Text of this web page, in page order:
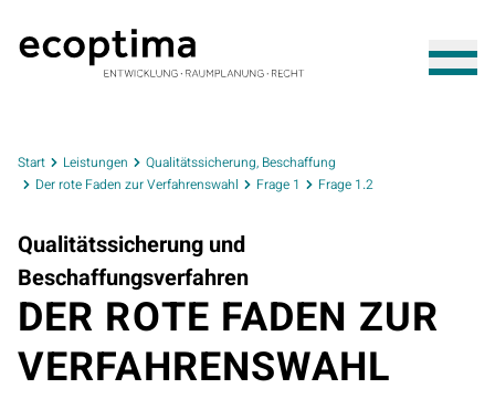
Start Leistungen
Qualitätssicherung, Beschaffung
Der rote Faden zur Verfahrenswahl
Frage 1 Frage 1.2
Qualitätssicherung und
Beschaffungsverfahren
DER ROTE FADEN ZUR
VERFAHRENSWAHL